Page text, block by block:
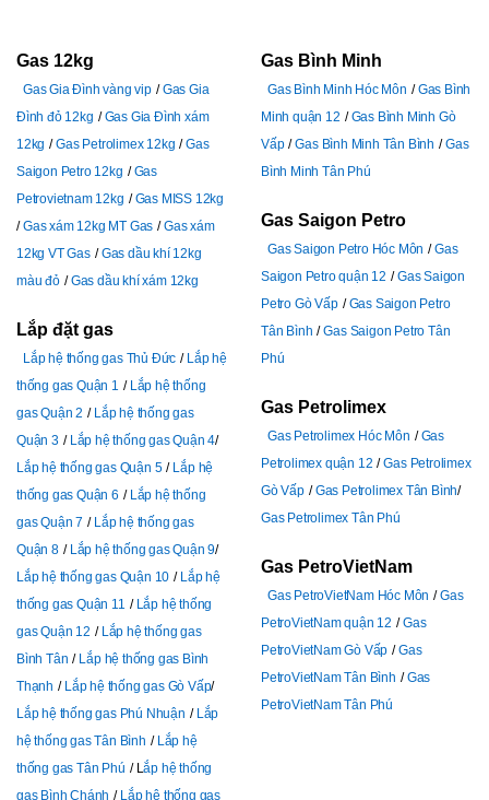
Gas 12kg
Gas Gia Đình vàng vip
Gas Gia
Đình đỏ 12kg
Gas Gia Đình xám
12kg
Gas Petrolimex 12kg
Gas
Saigon Petro 12kg
Gas
Petrovietnam 12kg
Gas MISS 12kg
Gas xám 12kg MT Gas
Gas xám
12kg VT Gas
Gas dầu khí 12kg
màu đỏ
Gas dầu khí xám 12kg
Lắp đặt gas
Lắp hệ thống gas Thủ Đức
Lắp hệ
thống gas Quận 1
Lắp hệ thống
gas Quận 2
Lắp hệ thống gas
Quận 3
Lắp hệ thống gas Quận 4
Lắp hệ thống gas Quận 5
Lắp hệ
thống gas Quận 6
Lắp hệ thống
gas Quận 7
Lắp hệ thống gas
Quận 8
Lắp hệ thống gas Quận 9
Lắp hệ thống gas Quận 10
Lắp hệ
thống gas Quận 11
Lắp hệ thống
gas Quận 12
Lắp hệ thống gas
Bình Tân
Lắp hệ thống gas Bình
Thạnh
Lắp hệ thống gas Gò Vấp
Lắp hệ thống gas Phú Nhuận
Lắp
hệ thống gas Tân Bình
Lắp hệ
thống gas Tân Phú
Lắp hệ thống
gas Bình Chánh
Lắp hệ thống gas
Gas Bình Minh
Gas Bình Minh Hóc Môn
Gas Bình
Minh quận 12
Gas Bình Minh Gò
Vấp
Gas Bình Minh Tân Bình
Gas
Bình Minh Tân Phú
Gas Saigon Petro
Gas Saigon Petro Hóc Môn
Gas
Saigon Petro quận 12
Gas Saigon
Petro Gò Vấp
Gas Saigon Petro
Tân Bình
Gas Saigon Petro Tân
Phú
Gas Petrolimex
Gas Petrolimex Hóc Môn
Gas
Petrolimex quận 12
Gas Petrolimex
Gò Vấp
Gas Petrolimex Tân Bình
Gas Petrolimex Tân Phú
Gas PetroVietNam
Gas PetroVietNam Hóc Môn
Gas
PetroVietNam quận 12
Gas
PetroVietNam Gò Vấp
Gas
PetroVietNam Tân Bình
Gas
PetroVietNam Tân Phú